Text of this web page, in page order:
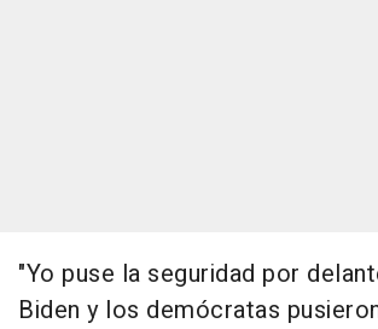
"Yo puse la seguridad por
Biden y los demócratas